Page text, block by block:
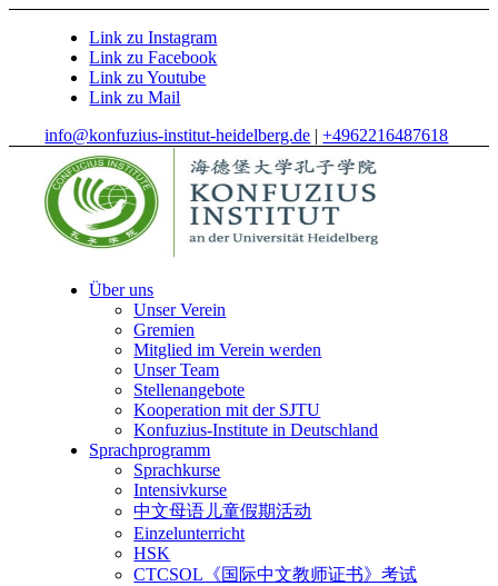
Link zu Instagram
Link zu Facebook
Link zu Youtube
Link zu Mail
info@konfuzius-institut-heidelberg.de |+4962216487618
Über uns
Unser Verein
Gremien
Mitglied im Verein werden
Unser Team
Stellenangebote
Kooperation mit der SJTU
Konfuzius-Institute in Deutschland
Sprachprogramm
Sprachkurse
Intensivkurse
中文母语儿童假期活动
Einzelunterricht
HSK
CTCSOL《国际中文教师证书》考试